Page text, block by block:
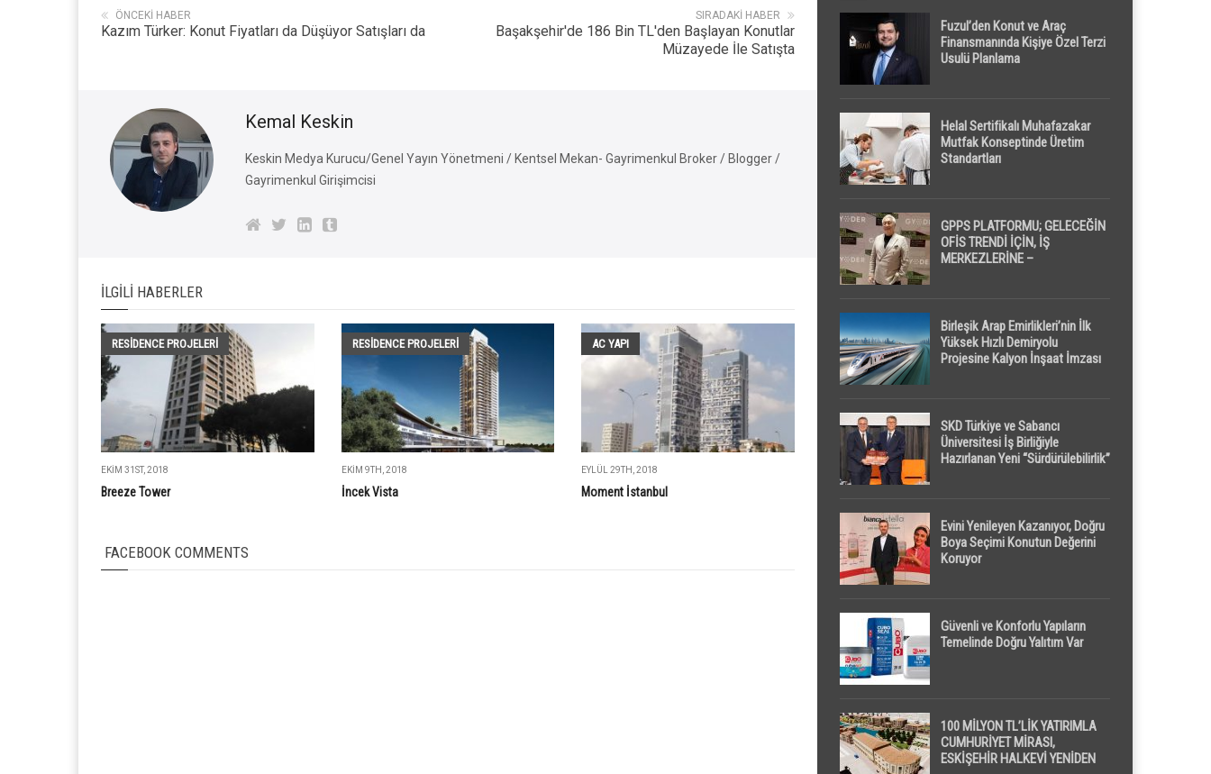
SIRADAKI HABER
Başakşehir'de 186 Bin TL'den Başlayan Konutlar
Müzayede İle Satışta
ÖNCEKI HABER
Kazım Türker: Konut Fiyatları da Düşüyor Satışları da
Kemal Keskin
Keskin Medya Kurucu/Genel Yayın Yönetmeni / Kentsel Mekan- Gayrimenkul Broker / Blogger /
Gayrimenkul Girişimcisi
İLGILI HABERLER
RESIDENCE PROJELERI
EKIM 31ST, 2018
Breeze Tower
RESIDENCE PROJELERI
EKIM 9TH, 2018
İncek Vista
AC YAPI
EYLÜL 29TH, 2018
Moment İstanbul
FACEBOOK COMMENTS
Fuzul’den Konut ve Araç
Finansmanında Kişiye Özel Terzi
Usulü Planlama
Helal Sertifikalı Muhafazakar
Mutfak Konseptinde Üretim
Standartları
GPPS PLATFORMU; GELECEĞİN
OFİS TRENDİ İÇİN, İŞ
MERKEZLERİNE –
Birleşik Arap Emirlikleri’nin İlk
Yüksek Hızlı Demiryolu
Projesine Kalyon İnşaat İmzası
SKD Türkiye ve Sabancı
Üniversitesi İş Birliğiyle
Hazırlanan Yeni “Sürdürülebilirlik”
Evini Yenileyen Kazanıyor, Doğru
Boya Seçimi Konutun Değerini
Koruyor
Güvenli ve Konforlu Yapıların
Temelinde Doğru Yalıtım Var
100 MİLYON TL’LİK YATIRIMLA
CUMHURİYET MİRASI,
ESKİŞEHİR HALKEVİ YENİDEN